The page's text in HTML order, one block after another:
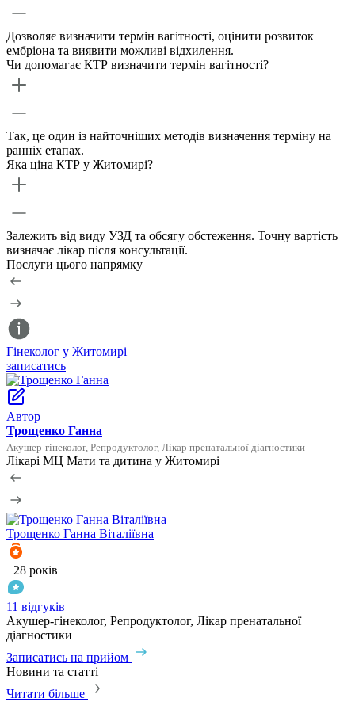
Дозволяє визначити термін вагітності, оцінити розвиток
ембріона та виявити можливі відхилення.
Чи допомагає КТР визначити термін вагітності?
Так, це один із найточніших методів визначення терміну на
ранніх етапах.
Яка ціна КТР у Житомирі?
Залежить від виду УЗД та обсягу обстеження. Точну вартість
визначає лікар після консультації.
Послуги цього напрямку
Гінеколог у Житомирі
записатись
Автор
Трощенко Ганна
Акушер-гінеколог, Репродуктолог, Лікар пренатальної діагностики
Лікарі МЦ Мати та дитина у Житомирі
Трощенко Ганна Віталіївна
+28 років
11 відгуків
Акушер-гінеколог, Репродуктолог, Лікар пренатальної
діагностики
Записатись на прийом
Новини та статті
Читати більше